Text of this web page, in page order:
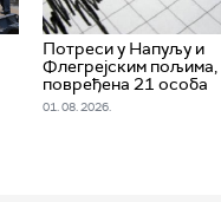
Потреси у Напуљу и
Флегрејским пољима,
повређена 21 особа
01. 08. 2026.